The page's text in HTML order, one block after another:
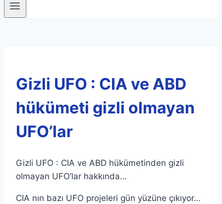
Gizli UFO : CIA ve ABD
hükümeti gizli olmayan
UFO’lar
Gizli UFO : CIA ve ABD hükümetinden gizli
olmayan UFO’lar hakkında…
CIA nın bazı UFO projeleri gün yüzüne çıkıyor…